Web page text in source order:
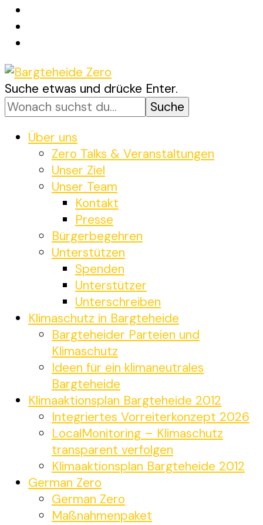
Bargteheide Zero
Bargteheide bis 2035 Klimaneutral
Suchst
du
nach
etwas?
Suche etwas und drücke Enter.
Über uns
Zero Talks & Veranstaltungen
Unser Ziel
Unser Team
Kontakt
Presse
Bürgerbegehren
Unterstützen
Spenden
Unterstützer
Unterschreiben
Klimaschutz in Bargteheide
Bargteheider Parteien und
Klimaschutz
Ideen für ein klimaneutrales
Bargteheide
Klimaaktionsplan Bargteheide 2012
Integriertes Vorreiterkonzept 2026
LocalMonitoring – Klimaschutz
transparent verfolgen
Klimaaktionsplan Bargteheide 2012
German Zero
German Zero
Maßnahmenpaket